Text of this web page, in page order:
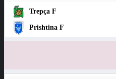
Trepça F
Prishtina F